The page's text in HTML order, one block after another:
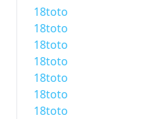
18toto
18toto
18toto
18toto
18toto
18toto
18toto